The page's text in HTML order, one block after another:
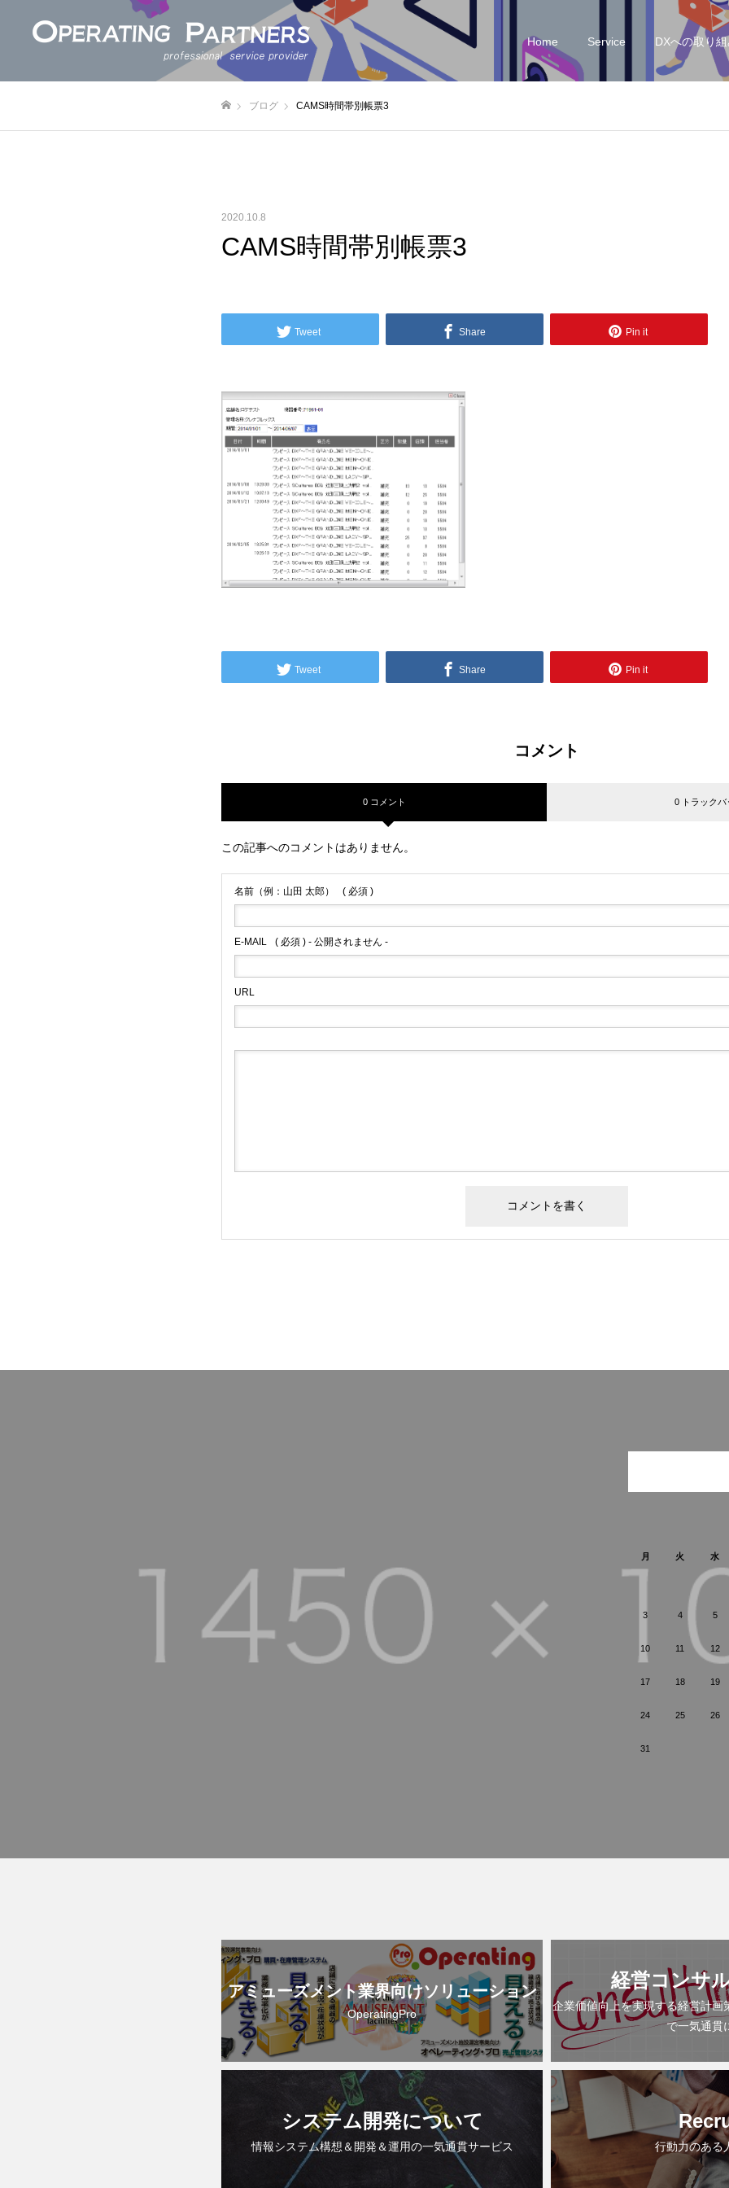
Home Service DXへの取り
ブログ CAMS時間帯別帳票3
2020.10.8
CAMS時間帯別帳票3
Tweet Share Pin it
Tweet Share Pin it
コメント
0 コメント 0 トラックバ
この記事へのコメントはありません。
名前（例：山田 太郎） ( 必須 )
E-MAIL ( 必須 ) - 公開されません -
URL
月 火 水
3 4 5
10 11 12
17 18 19
24 25 26
31
アミューズメント業界向けソリューション
OperatingPro
経営コンサ
企業価値向上を実現する経営計画
で一気通貫
システム開発について
情報システム構想＆開発＆運用の一気通貫サービス 行動力のある